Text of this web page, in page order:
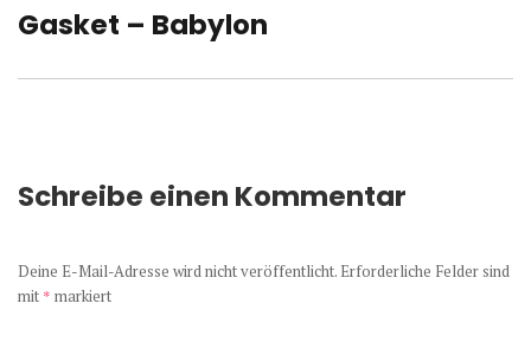
Nächster
Gasket – Babylon
Schreibe einen Kommentar
Deine E-Mail-Adresse wird nicht veröffentlicht. Erforderliche Felder sind
mit * markiert